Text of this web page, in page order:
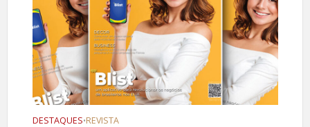
DESTAQUES•REVISTA